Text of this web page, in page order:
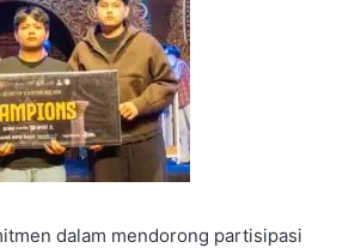
dalam mendorong partisipasi